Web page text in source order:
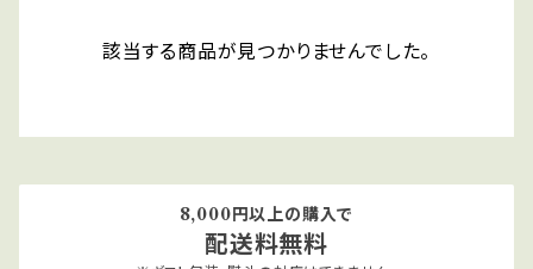
該当する商品が見つかりませんでした。
8,000円以上の購入で
配送料無料